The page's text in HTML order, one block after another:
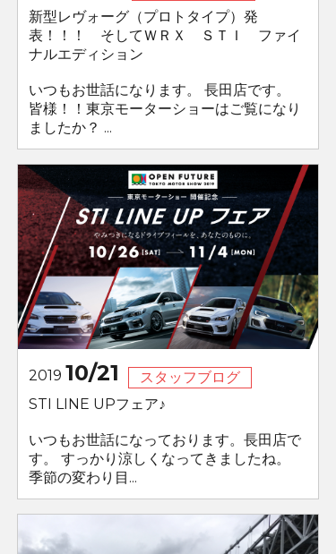
新型レヴォーグ（プロトタイプ）発
表！！！ そしてＷＲＸ ＳＴＩ ファイ
ナルエディション
いつもお世話になります。 長田店です。
皆様！！東京モーターショーはご覧になり
ましたか？ ...
2019 10/21
スタッフブログ
STI LINE UPフェア♪
いつもお世話になっております。長田店で
す。 すっかり涼しくなってきましたね。
季節の変わり目...